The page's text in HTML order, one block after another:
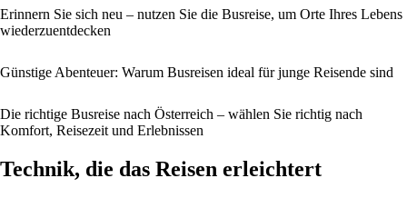
Erinnern Sie sich neu – nutzen Sie die Busreise, um Orte Ihres Lebens
wiederzuentdecken
Günstige Abenteuer: Warum Busreisen ideal für junge Reisende sind
Die richtige Busreise nach Österreich – wählen Sie richtig nach
Komfort, Reisezeit und Erlebnissen
Technik, die das Reisen erleichtert